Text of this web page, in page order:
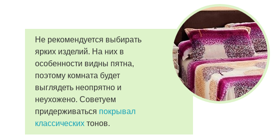
Не рекомендуется выбирать
ярких изделий. На них в
особенности видны пятна,
поэтому комната будет
выглядеть неопрятно и
неухожено. Советуем
придерживаться покрывал
классических тонов.